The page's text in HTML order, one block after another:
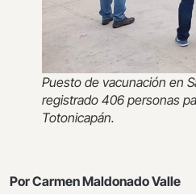
Puesto de vacunación en
registrado 406 personas
Totonicapán.
Por Carmen Maldonado Valle